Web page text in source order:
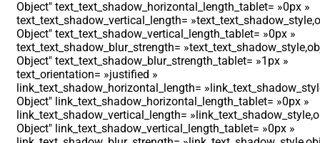
Object″ text_text_shadow_horizontal_length_tablet= »0px »
text_text_shadow_vertical_length=
Object″ text_text_shadow_vertical_length_tablet= »0px »
text_text_shadow_blur_strength=
Object″ text_text_shadow_blur_strength_tablet= »1px »
text_orientation= »justified »
link_text_shadow_horizontal_length=
Object″ link_text_shadow_horizontal_length_tablet= »0px »
link_text_shadow_vertical_length=
Object″ link_text_shadow_vertical_length_tablet= »0px »